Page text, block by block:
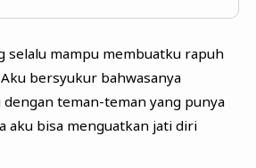
selalu mampu membuatku rapuh
Aku bersyukur bahwasanya
teman-teman yang punya
aku bisa menguatkan jati diri